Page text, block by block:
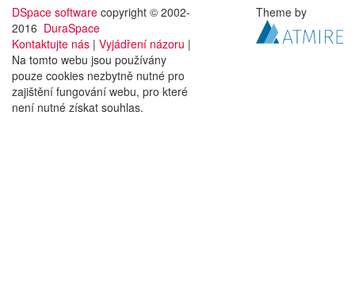
DSpace software copyright © 2002-
2016 DuraSpace
Kontaktujte nás | Vyjádření názoru |
Na tomto webu jsou používány
pouze cookies nezbytně nutné pro
zajištění fungování webu, pro které
není nutné získat souhlas.
Theme by